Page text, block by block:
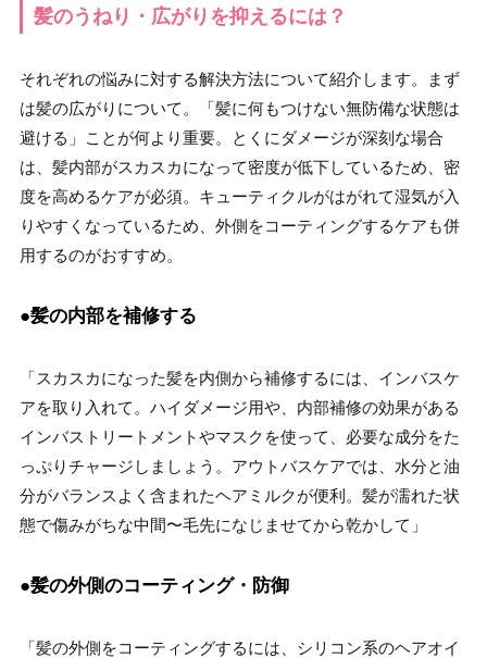
髪のうねり・広がりを抑えるには？
それぞれの悩みに対する解決方法について紹介します。まず
は髪の広がりについて。「髪に何もつけない無防備な状態は
避ける」ことが何より重要。とくにダメージが深刻な場合
は、髪内部がスカスカになって密度が低下しているため、密
度を高めるケアが必須。キューティクルがはがれて湿気が入
りやすくなっているため、外側をコーティングするケアも併
用するのがおすすめ。
●髪の内部を補修する
「スカスカになった髪を内側から補修するには、インバスケ
アを取り入れて。ハイダメージ用や、内部補修の効果がある
インバストリートメントやマスクを使って、必要な成分をた
っぷりチャージしましょう。アウトバスケアでは、水分と油
分がバランスよく含まれたヘアミルクが便利。髪が濡れた状
態で傷みがちな中間〜毛先になじませてから乾かして」
●髪の外側のコーティング・防御
「髪の外側をコーティングするには、シリコン系のヘアオイ